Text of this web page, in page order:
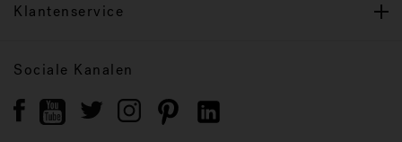
Klantenservice
Sociale Kanalen